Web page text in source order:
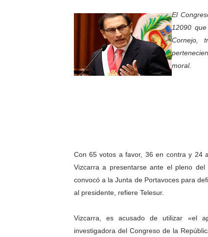
Niños merideños
Fundecem ofrece taller
Gobierno bolivariano
Niños merideños
Corposalud inició
Fortalecen formación
Fortaleciendo la
Campo Elías consolida
El
12090
Cornejo,
moral.
Con 65 votos a favor, 36 en contra y 24
Vizcarra a presentarse ante el pleno
convocó a la Junta de Portavoces para
al presidente, refiere Telesur.
Vizcarra, es acusado de utilizar «el
investigadora del Congreso de la